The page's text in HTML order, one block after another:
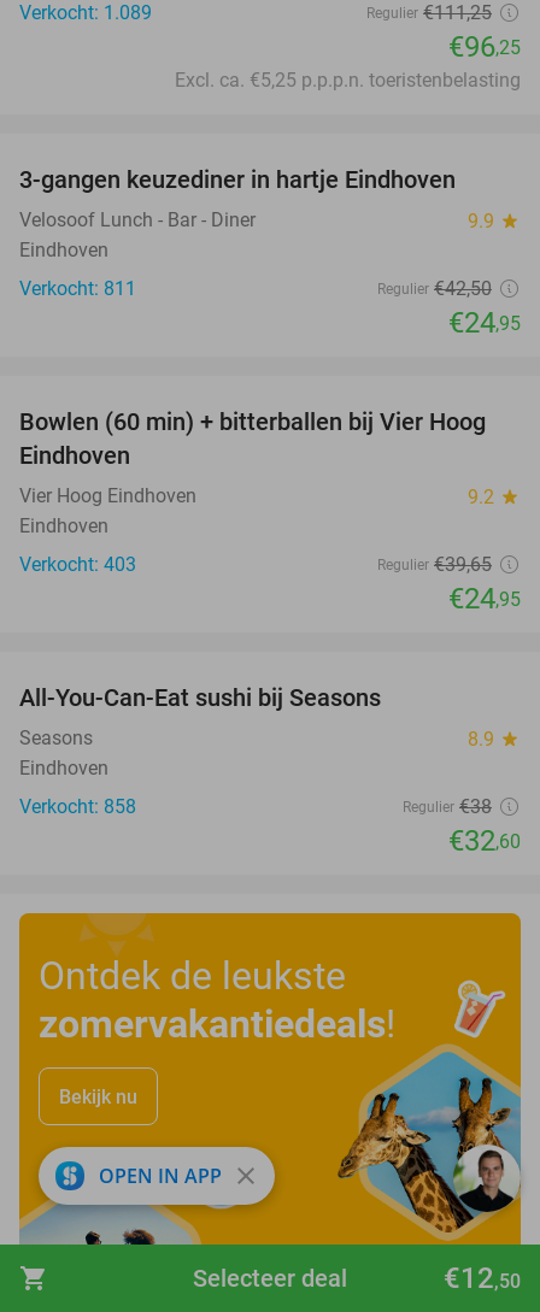
shopping_cart €12,50
Selecteer deal
Verkocht: 1.089
Regulier €111,25
€96,25
Excl. ca. €5,25 p.p.p.n. toeristenbelasting
3-gangen keuzediner in hartje Eindhoven
Velosoof Lunch - Bar - Diner 9.9 star
Eindhoven
Verkocht: 811
Regulier €42,50
€24,95
37%
Bowlen (60 min) + bitterballen bij Vier Hoog
Eindhoven
Vier Hoog Eindhoven 9.2 star
Eindhoven
Verkocht: 403
Regulier €39,65
€24,95
All-You-Can-Eat sushi bij Seasons
Seasons 8.9 star
Eindhoven
Verkocht: 858
Regulier €38
€32,60
Ontdek de leukste
zomervakantiedeals!
Bekijk nu
OPEN IN APP close